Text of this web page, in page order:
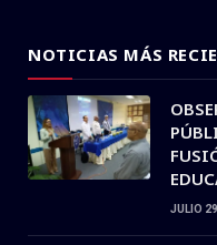
NOTICIAS MÁS
JULIO